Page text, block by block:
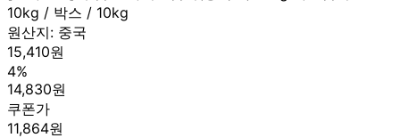
10kg / 박스 / 10kg
원산지: 중국
15,410원
4%
14,830원
쿠폰가
11,864원